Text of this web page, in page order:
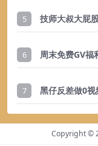
5 技师大叔大屁
6 周末免费GV福
7 黑仔反差做0
Copyright ©